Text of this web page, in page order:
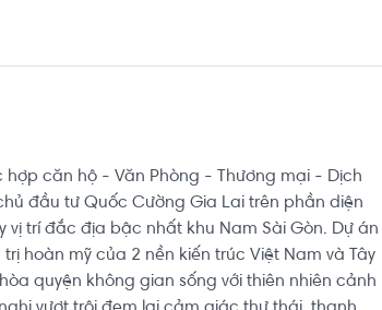
hợp căn hộ - Văn Phòng - Thương mại - Dịch
đầu tư Quốc Cường Gia Lai trên phần diện
vị trí đắc địa bậc nhất khu Nam Sài Gòn. Dự án
hoàn mỹ của 2 nền kiến trúc Việt Nam và Tây
quyện không gian sống với thiên nhiên cảnh